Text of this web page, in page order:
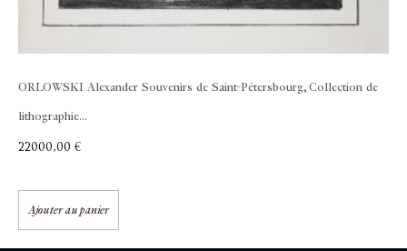
ORLOWSKI Alexander Souvenirs de Saint-Pétersbourg, Collection de
lithographie...
22000,00 €
Ajouter au panier